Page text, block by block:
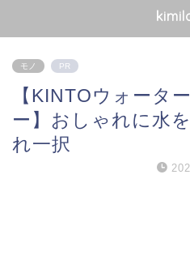
モノ PR
【KINTOウォータ
ー】おしゃれに水
れ一択